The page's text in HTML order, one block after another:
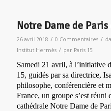
Notre Dame de
26 avril 2018 / 0 Commentaires /
Institut Hermès / par Paris 15
Samedi 21 avril, à l’initiative
15, guidés par sa directrice,
philosophe, conférencière et
France, un groupe s’est réuni
cathédrale Notre Dame de